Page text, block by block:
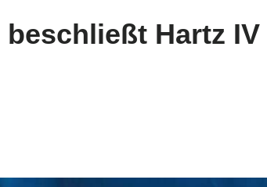
Hartz